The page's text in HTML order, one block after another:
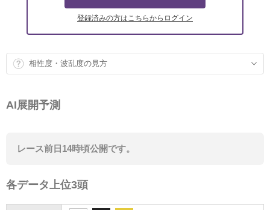
登録済みの方はこちらからログイン
相性度・波乱度の見方
AI展開予測
レース前日14時頃公開です。
各データ上位3頭